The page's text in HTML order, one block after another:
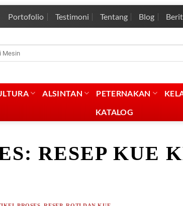
Portofolio Testimoni Tentang Blog
ALSINTAN PETERNAKAN
KATALOG
RESEP KUE